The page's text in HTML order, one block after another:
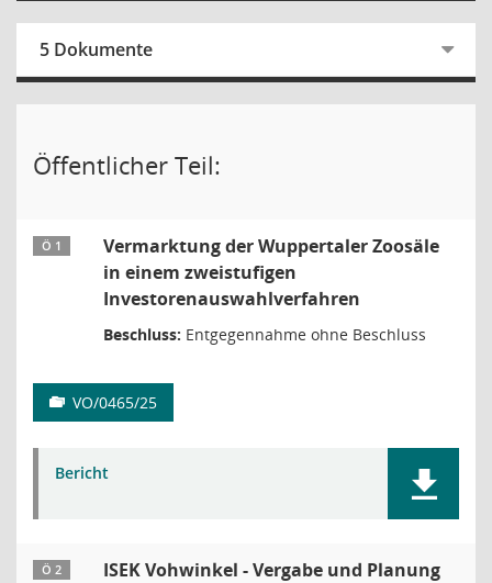
5 Dokumente
Öffentlicher Teil:
Ö 1
Vermarktung der Wuppertaler Zoosäle
in einem zweistufigen
Investorenauswahlverfahren
Beschluss: Entgegennahme ohne Beschluss
VO/0465/25
Bericht
Ö 2
ISEK Vohwinkel - Vergabe und Planung